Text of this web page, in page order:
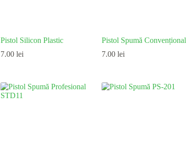
Pistol Silicon Plastic
7.00lei
Pistol Spumă Convențional
7.00lei